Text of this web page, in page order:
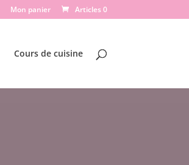
Mon panier Articles 0
Cours de cuisine